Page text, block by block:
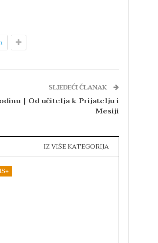
SLJEDEĆI ČLANAK
| Od učitelja k Prijatelju i
Mesiji
IZ VIŠE KATEGORIJA